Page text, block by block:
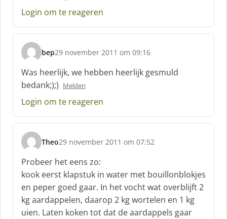
r
e
f
:
Login om te reageren
bep
s
c
h
r
e
f
29 november 2011 om 09:16
Was heerlijk, we hebben heerlijk gesmuld
bedank;);) Melden
Login om te reageren
Theo
s
c
h
r
e
e
f
29 november 2011 om 07:52
Probeer het eens zo:
kook eerst klapstuk in water met bouillonblokjes
en peper goed gaar. In het vocht wat overblijft 2
kg aardappelen, daarop 2 kg wortelen en 1 kg
uien. Laten koken tot dat de aardappels gaar